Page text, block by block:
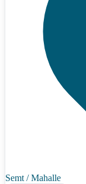
Semt / Mahalle